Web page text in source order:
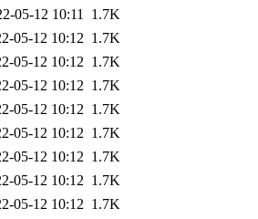
05-12 10:11 1.7K
05-12 10:12 1.7K
05-12 10:12 1.7K
05-12 10:12 1.7K
05-12 10:12 1.7K
05-12 10:12 1.7K
05-12 10:12 1.7K
05-12 10:12 1.7K
05-12 10:12 1.7K